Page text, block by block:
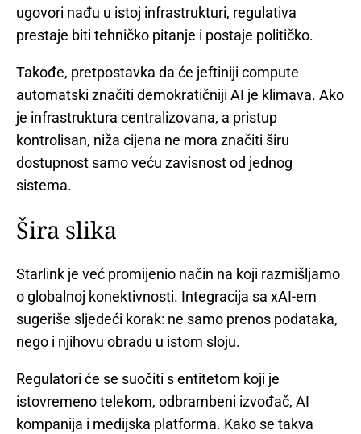
ugovori nađu u istoj infrastrukturi, regulativa
prestaje biti tehničko pitanje i postaje političko.
Takođe, pretpostavka da će jeftiniji compute
automatski značiti demokratičniji AI je klimava. Ako
je infrastruktura centralizovana, a pristup
kontrolisan, niža cijena ne mora značiti širu
dostupnost samo veću zavisnost od jednog
sistema.
Šira slika
Starlink je već promijenio način na koji razmišljamo
o globalnoj konektivnosti. Integracija sa xAI-em
sugeriše sljedeći korak: ne samo prenos podataka,
nego i njihovu obradu u istom sloju.
Regulatori će se suočiti s entitetom koji je
istovremeno telekom, odbrambeni izvođač, AI
kompanija i medijska platforma. Kako se takva